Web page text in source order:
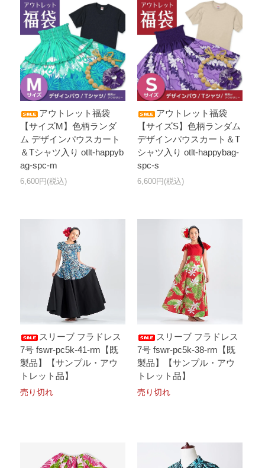
アウトレット福袋
【サイズM】色柄ランダ
ム デザインパウスカート
＆Tシャツ入り otlt-happyb
ag-spc-m
6,600円(税込)
アウトレット福袋
【サイズS】色柄ランダム
デザインパウスカート＆T
シャツ入り otlt-happybag-
spc-s
6,600円(税込)
スリーブ フラドレス
7号 fswr-pc5k-41-rm【既
製品】【サンプル・アウ
トレット品】
売り切れ
スリーブ フラドレス
7号 fswr-pc5k-38-rm【既
製品】【サンプル・アウ
トレット品】
売り切れ